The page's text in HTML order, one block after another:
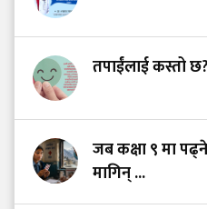
तपाईंलाई कस्तो छ?
जब कक्षा ९ मा
मागिन् ...